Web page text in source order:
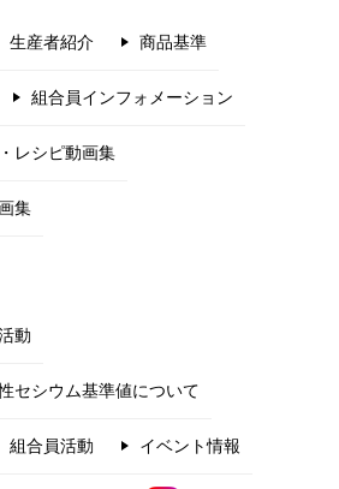
生産者紹介 商品基準
組合員インフォメーション
レシピ動画集
集
動
セシウム基準値について
組合員活動 イベント情報